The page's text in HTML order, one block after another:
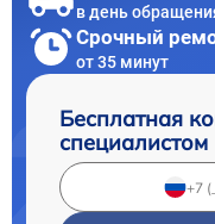
в день
Срочный
от 35 минут
Бесплатная
специалистом